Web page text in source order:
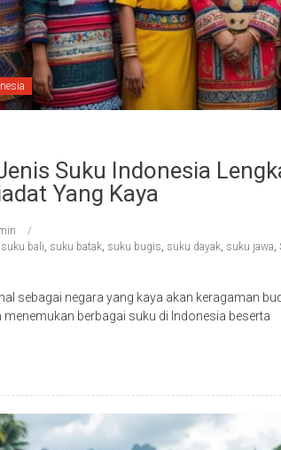
Suku Indonesia
Yang Kaya
suku bali, suku batak, suku bugis, suku dayak, suku jawa,
sebagai negara yang kaya akan keragaman
menemukan berbagai suku di Indonesia beserta